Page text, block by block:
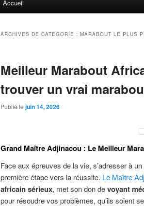
Accueil
ARCHIVES DE CATÉGORIE : MARABOUT LE PLUS
Meilleur Marabout
trouver un vrai
Publié le juin 14, 2026
Grand Maître Adjinacou : Le Meilleur
Face aux épreuves de la vie, s’adresser à un
première étape vers la réussite. Le Maître
africain sérieux, met son don devoyant
pour résoudre vos problèmes, qu’ils soient